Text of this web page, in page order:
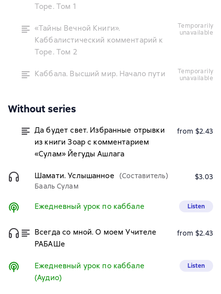
Торе. Том 1
«Тайны Вечной Книги».
Каббалистический комментарий к
Торе. Том 2
temporarily
unavailable
Каббала. Высший мир. Начало пути
temporarily
unavailable
Without series
Да будет свет. Избранные отрывки
из книги Зоар с комментарием
«Сулам» Йегуды Ашлага
from $2.43
Шамати. Услышанное
(Составитель)
Бааль Сулам
$3.03
Ежедневный урок по каббале Listen
Всегда со мной. О моем Учителе
РАБАШе
from $2.43
Ежедневный урок по каббале
(Аудио)
Listen